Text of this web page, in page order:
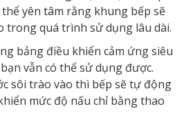
yên tâm rằng khung bếp sẽ
trong quá trình sử dụng lâu dài.
bảng điều khiển cảm ứng siêu
vẫn có thể sử dụng được.
sôi trào vào thì bếp sẽ tự động
mức độ nấu chỉ bằng thao